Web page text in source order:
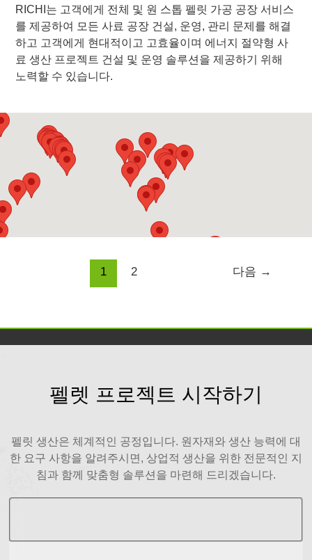
RICHI는 고객에게 전체 및 원 스톱 펠릿 가공 공장 서비스
를 제공하여 모든 사료 공장 건설, 운영, 관리 문제를 해결
하고 고객에게 현대적이고 고효율이며 에너지 절약형 사
료 생산 프로젝트 건설 및 운영 솔루션을 제공하기 위해
노력할 수 있습니다.
1 2 다음 →
펠렛 프로젝트 시작하기
펠릿 생산은 체계적인 공정입니다. 원자재와 생산 능력에 대
한 요구 사항을 알려주시면, 상업적 생산을 위한 전문적인 지
침과 함께 맞춤형 솔루션을 마련해 드리겠습니다.